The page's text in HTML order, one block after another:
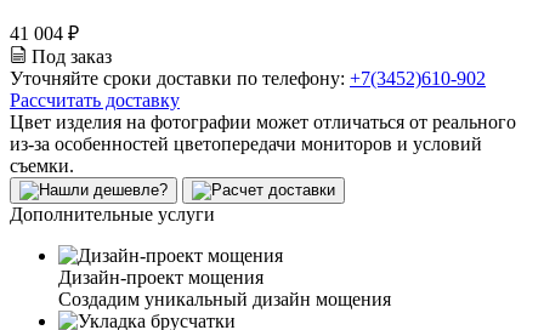
41 004 ₽
Под заказ
Уточняйте сроки доставки по телефону: +7(3452)610-902
Рассчитать доставку
Цвет изделия на фотографии может отличаться от реального
из-за особенностей цветопередачи мониторов и условий
съемки.
Дополнительные услуги
Дизайн-проект мощения
Создадим уникальный дизайн мощения